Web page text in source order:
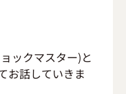
ックマスター)と
お話していきま